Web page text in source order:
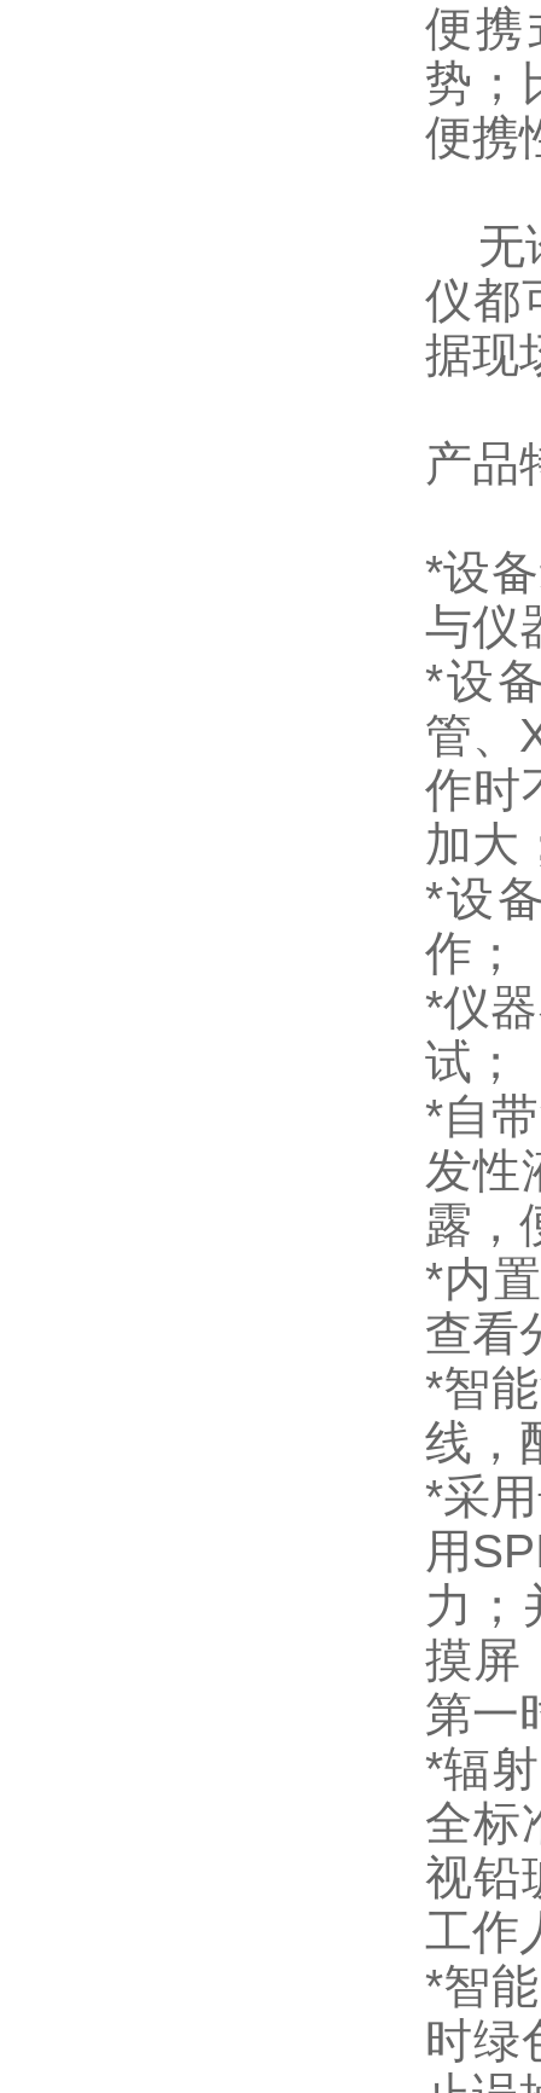
便携
势；
便携
无
仪都
据现
产品
*设
与仪
*设
管、
作时
加大
*设
作；
*仪
试；
*自
发性
露，
*内
查看
*智
线，
*采
用
力；
摸屏
第一
*辐
全标
视铅
工作
*智
时绿